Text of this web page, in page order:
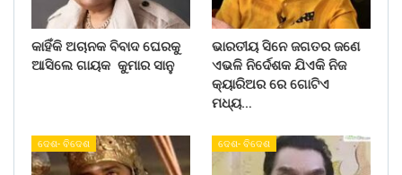
କାହିଁକି ଅଚାନକ ବିବାଦ ଘେରକୁ
ଆସିଲେ ଗାୟକ କୁମାର ସାନୁ
ଭାରତୀୟ ସିନେ ଜଗତର ଜଣେ
ଏଭଳି ନିର୍ଦେଶକ ଯିଏକି ନିଜ
କ୍ୟାରିଅର ରେ ଗୋଟିଏ
ମଧ୍ୟ…
ଦେଶ- ବିଦେଶ ଦେଶ- ବିଦେଶ